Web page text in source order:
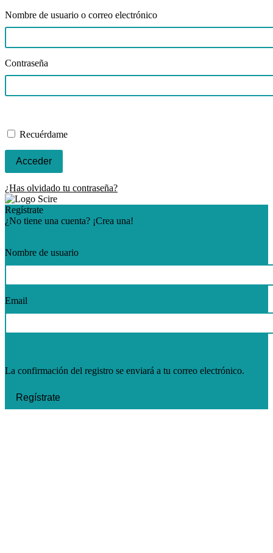
Nombre de usuario o correo electrónico
Contraseña
Recuérdame
¿Has olvidado tu contraseña?
Regístrate
¿No tiene una cuenta? ¡Crea una!
Nombre de usuario
Email
La confirmación del registro se enviará a tu correo electrónico.